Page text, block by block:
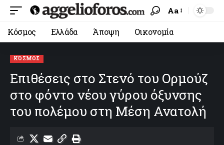
Aa
Κόσμος Ελλάδα Άποψη Οικονομία
ΚΌΣΜΟΣ
Επιθέσεις στο Στενό του Ορμούζ
στο φόντο νέου γύρου όξυνσης
του πολέμου στη Μέση Ανατολή